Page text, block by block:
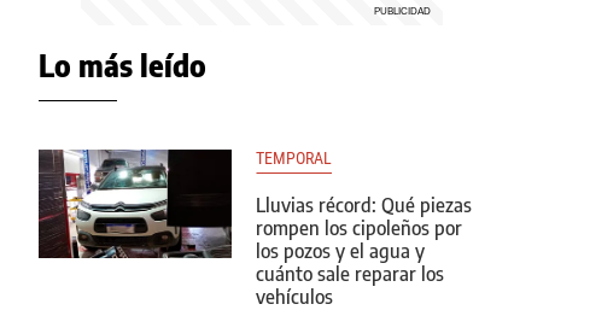
Lo más leído
TEMPORAL
Lluvias récord: Qué piezas
rompen los cipoleños por
los pozos y el agua y
cuánto sale reparar los
vehículos